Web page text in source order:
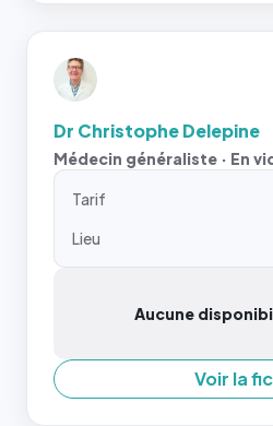
Dr Christophe Delepine
Médecin généraliste · En
Tarif
Lieu
Aucune
Voir la